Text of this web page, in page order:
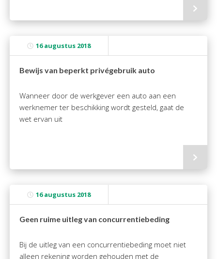
16 augustus 2018
Bewijs van beperkt privégebruik auto
Wanneer door de werkgever een auto aan een
werknemer ter beschikking wordt gesteld, gaat de
wet ervan uit
16 augustus 2018
Geen ruime uitleg van concurrentiebeding
Bij de uitleg van een concurrentiebeding moet niet
alleen rekening worden gehouden met de